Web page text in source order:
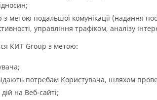
з метою подальшої комунікації (надання
управління трафіком, аналізу
КИТ Group з метою:
потребам Користувача, шляхом
на Веб-сайті;